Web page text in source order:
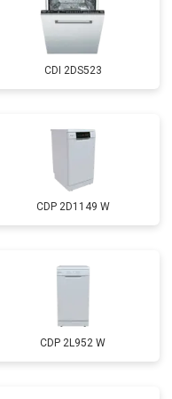
от 1000 ₽ Заказать
бесплатно Заказать
CDI 2DS523
CDP 2D1149 W
CDP 2L952 W